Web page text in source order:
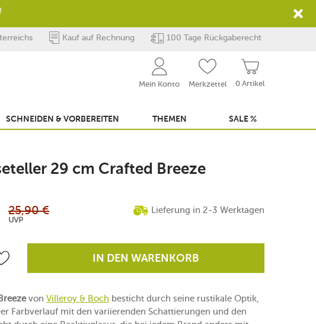
Kauf auf Rechnung 100 Tage Rückgaberecht
0 Artikel
Mein Konto Merkzettel
SCHNEIDEN & VORBEREITEN THEMEN SALE %
29 cm Crafted Breeze
25,90 €
UVP
Lieferung in 2-3 Werktagen
IN DEN WARENKORB
von Villeroy & Boch besticht durch seine rustikale Optik,
Farbverlauf mit den variierenden Schattierungen und den